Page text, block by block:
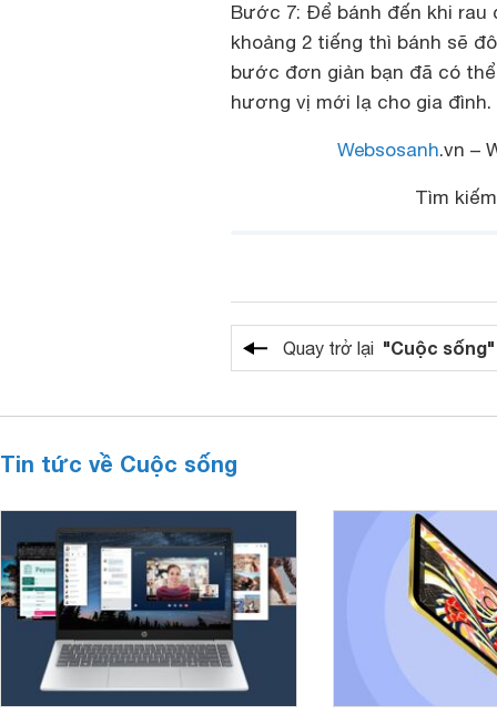
Bước 7: Để bánh đến khi
khoảng 2 tiếng thì bánh sẽ
bước đơn giản bạn đã có
hương vị mới lạ cho gia đình.
Websosanh.vn –
Tìm
Quay trở lại "Cuộc sống"
Tin tức về Cuộc sống